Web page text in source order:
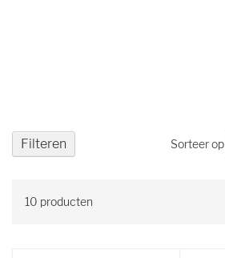
10 producten
Sorteer op
Filteren